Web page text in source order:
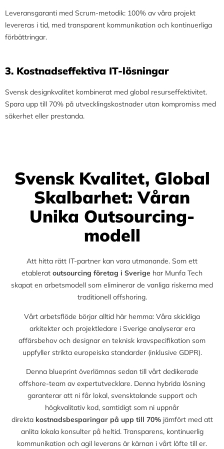
Leveransgaranti med Scrum-metodik: 100% av våra projekt
levereras i tid, med transparent kommunikation och kontinuerliga
förbättringar.
3.⁠ ⁠Kostnadseffektiva IT-lösningar
Svensk designkvalitet kombinerat med global resurseffektivitet.
Spara upp till 70% på utvecklingskostnader utan kompromiss med
säkerhet eller prestanda.
Svensk Kvalitet, Global
Skalbarhet: Våran
Unika Outsourcing-
modell
Att hitta rätt IT-partner kan vara utmanande. Som ett
etablerat outsourcing företag i Sverige har Munfa Tech
skapat en arbetsmodell som eliminerar de vanliga riskerna med
traditionell offshoring.
Vårt arbetsflöde börjar alltid här hemma: Våra skickliga
arkitekter och projektledare i Sverige analyserar era
affärsbehov och designar en teknisk kravspecifikation som
uppfyller strikta europeiska standarder (inklusive GDPR).
Denna blueprint överlämnas sedan till vårt dedikerade
offshore-team av expertutvecklare. Denna hybrida lösning
garanterar att ni får lokal, svensktalande support och
högkvalitativ kod, samtidigt som ni uppnår
direkta kostnadsbesparingar på upp till 70%jämfört med att
anlita lokala konsulter på heltid. Transparens, kontinuerlig
kommunikation och agil leverans är kärnan i vårt löfte till er.